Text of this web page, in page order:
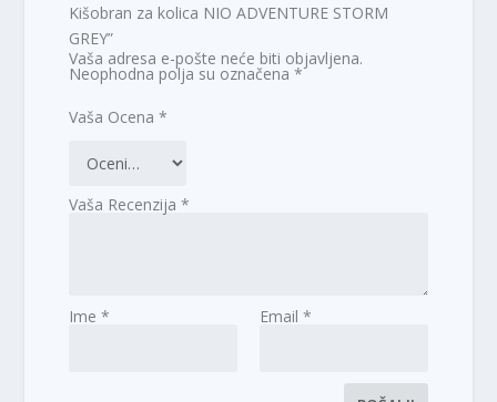
Kišobran za kolica NIO ADVENTURE STORM
GREY”
Vaša adresa e-pošte neće biti objavljena.
Neophodna polja su označena*
Vaša Ocena*
Vaša Recenzija*
Ime* Email *